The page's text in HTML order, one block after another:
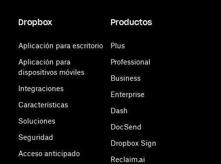
Dropbox
Aplicación para escritorio
Aplicación para
dispositivos móviles
Integraciones
Características
Soluciones
Seguridad
Acceso anticipado
Productos
Plus
Professional
Business
Enterprise
Dash
DocSend
Dropbox Sign
Reclaim.ai